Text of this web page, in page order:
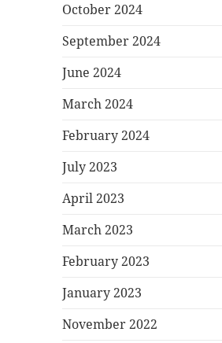
October 2024
September 2024
June 2024
March 2024
February 2024
July 2023
April 2023
March 2023
February 2023
January 2023
November 2022